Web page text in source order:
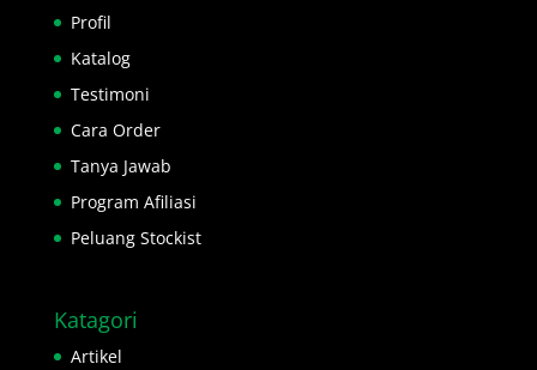
Profil
Katalog
Testimoni
Cara Order
Tanya Jawab
Program Afiliasi
Peluang Stockist
Katagori
Artikel